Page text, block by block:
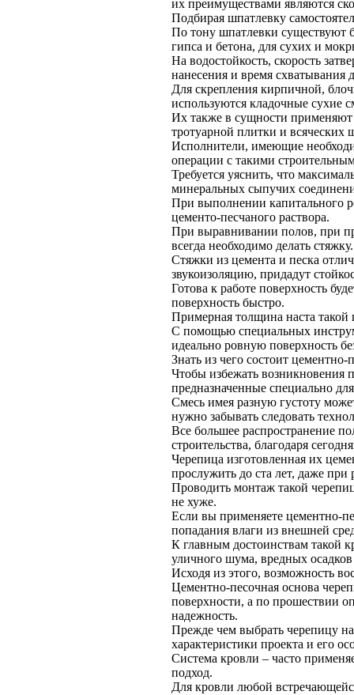
их преимуществами являются
Подбирая шпатлевку
По тону шпатлевки существуют
гипса и бетона, для сухих и
На водостойкость, скорость
нанесения и время
Для скрепления кирпичной,
используются кладочные сухие
Их также в сущности
тротуарной плитки и всяческих
Исполнители, имеющие
операции с такими
Требуется уяснить, что
минеральных сыпучих
При выполнении капитального
цементо-песчаного раствора.
При выравнивании полов, при
всегда необходимо делать стяжку.
Стяжки из цемента и песка
звукоизоляцию, придадут
Готова к работе поверхность
поверхность быстро.
Примерная толщина наста
С помощью специальных
идеально ровную поверхность
Знать из чего состоит
Чтобы избежать возникновения
предназначенные специально
Смесь имея разную густоту
нужно забывать следовать
Все большее распространение
строительства, благодаря
Черепица изготовленная их
прослужить до ста лет, даже при
Проводить монтаж такой
не хуже.
Если вы применяете цементно-
попадания влаги из внешней
К главным достоинствам такой
уличного шума, вредных
Исходя из этого, возможность
Цементно-песочная основа
поверхности, а по прошествии
надежность.
Прежде чем выбрать черепицу
характеристики проекта и его
Система кровли – часто
подход.
Для кровли любой